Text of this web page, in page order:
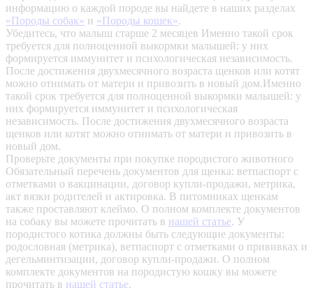
информацию о каждой породе вы найдете в наших разделах
«Породы собак» и «Породы кошек».
Убедитесь, что малыш старше 2 месяцев Именно такой срок
требуется для полноценной выкормки малышей: у них
формируется иммунитет и психологическая независимость.
После достижения двухмесячного возраста щенков или котят
можно отнимать от матери и привозить в новый дом.Именно
такой срок требуется для полноценной выкормки малышей: у
них формируется иммунитет и психологическая
независимость. После достижения двухмесячного возраста
щенков или котят можно отнимать от матери и привозить в
новый дом.
Проверьте документы при покупке породистого животного
Обязательный перечень документов для щенка: ветпаспорт с
отметками о вакцинации, договор купли-продажи, метрика,
акт вязки родителей и актировка. В питомниках щенкам
также проставляют клеймо. О полном комплекте документов
на собаку вы можете прочитать в нашей статье. У
породистого котика должны быть следующие документы:
родословная (метрика), ветпаспорт с отметками о прививках и
дегельминтизации, договор купли-продажи. О полном
комплекте документов на породистую кошку вы можете
прочитать в нашей статье.